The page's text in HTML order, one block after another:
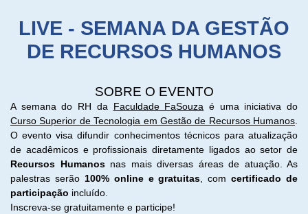
LIVE - SEMANA DA GESTÃO
DE RECURSOS HUMANOS
SOBRE O EVENTO
A semana do RH da Faculdade FaSouza é uma iniciativa do
Curso Superior de Tecnologia em Gestão de Recursos Humanos.
O evento visa difundir conhecimentos técnicos para atualização
de acadêmicos e profissionais diretamente ligados ao setor de
Recursos Humanosnas mais diversas áreas de atuação. As
palestras serão 100% online e gratuitas, comcertificado de
participação incluído.
Inscreva-se gratuitamente e participe!